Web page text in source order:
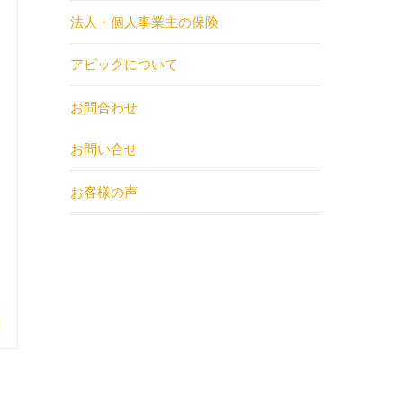
法人・個人事業主の保険
アピックについて
お問合わせ
お問い合せ
お客様の声